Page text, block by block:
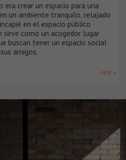
era crear un espacio para una
un ambiente tranquilo, relajado
en el espacio público
sirve como un acogedor lugar
buscan tener un espacio social
amigos.
VER +